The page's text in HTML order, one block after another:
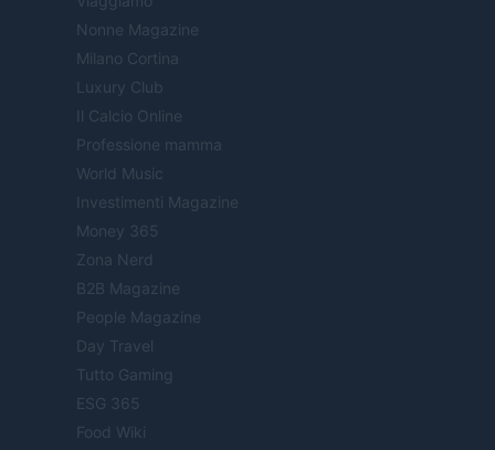
Nonne Magazine
Milano Cortina
Luxury Club
Il Calcio Online
Professione mamma
World Music
Investimenti Magazine
Money 365
Zona Nerd
B2B Magazine
People Magazine
Day Travel
Tutto Gaming
ESG 365
Food Wiki